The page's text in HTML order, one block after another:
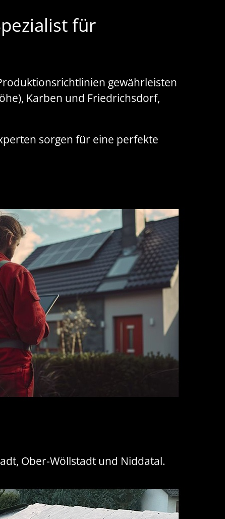
für
gewährleisten
Karben und Friedrichsdorf,
sorgen für eine perfekte
Ober-Wöllstadt und Niddatal.